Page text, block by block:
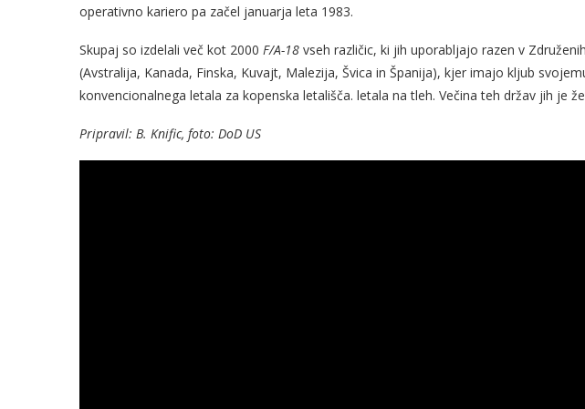
operativno kariero pa začel januarja leta 1983.
Skupaj so izdelali več kot 2000 F/A-18 vseh različic, ki jih uporabljajo razen v
(Avstralija, Kanada, Finska, Kuvajt, Malezija, Švica in Španija), kjer imajo kljub
konvencionalnega letala za kopenska letališča. letala na tleh. Večina teh držav jih je
Pripravil: B. Knific, foto: DoD US